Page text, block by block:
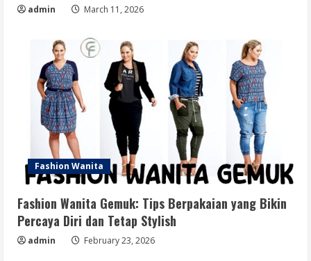
admin March 11, 2026
Fashion Wanita
Fashion Wanita Gemuk: Tips Berpakaian yang Bikin
Percaya Diri dan Tetap Stylish
admin February 23, 2026